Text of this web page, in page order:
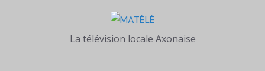
La télévision locale Axonaise